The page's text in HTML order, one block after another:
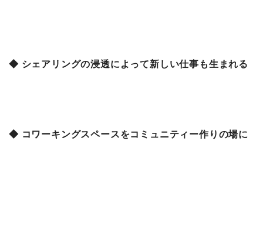
◆ シェアリングの浸透によって新しい仕事も生まれる
◆ コワーキングスペースをコミュニティー作りの場に